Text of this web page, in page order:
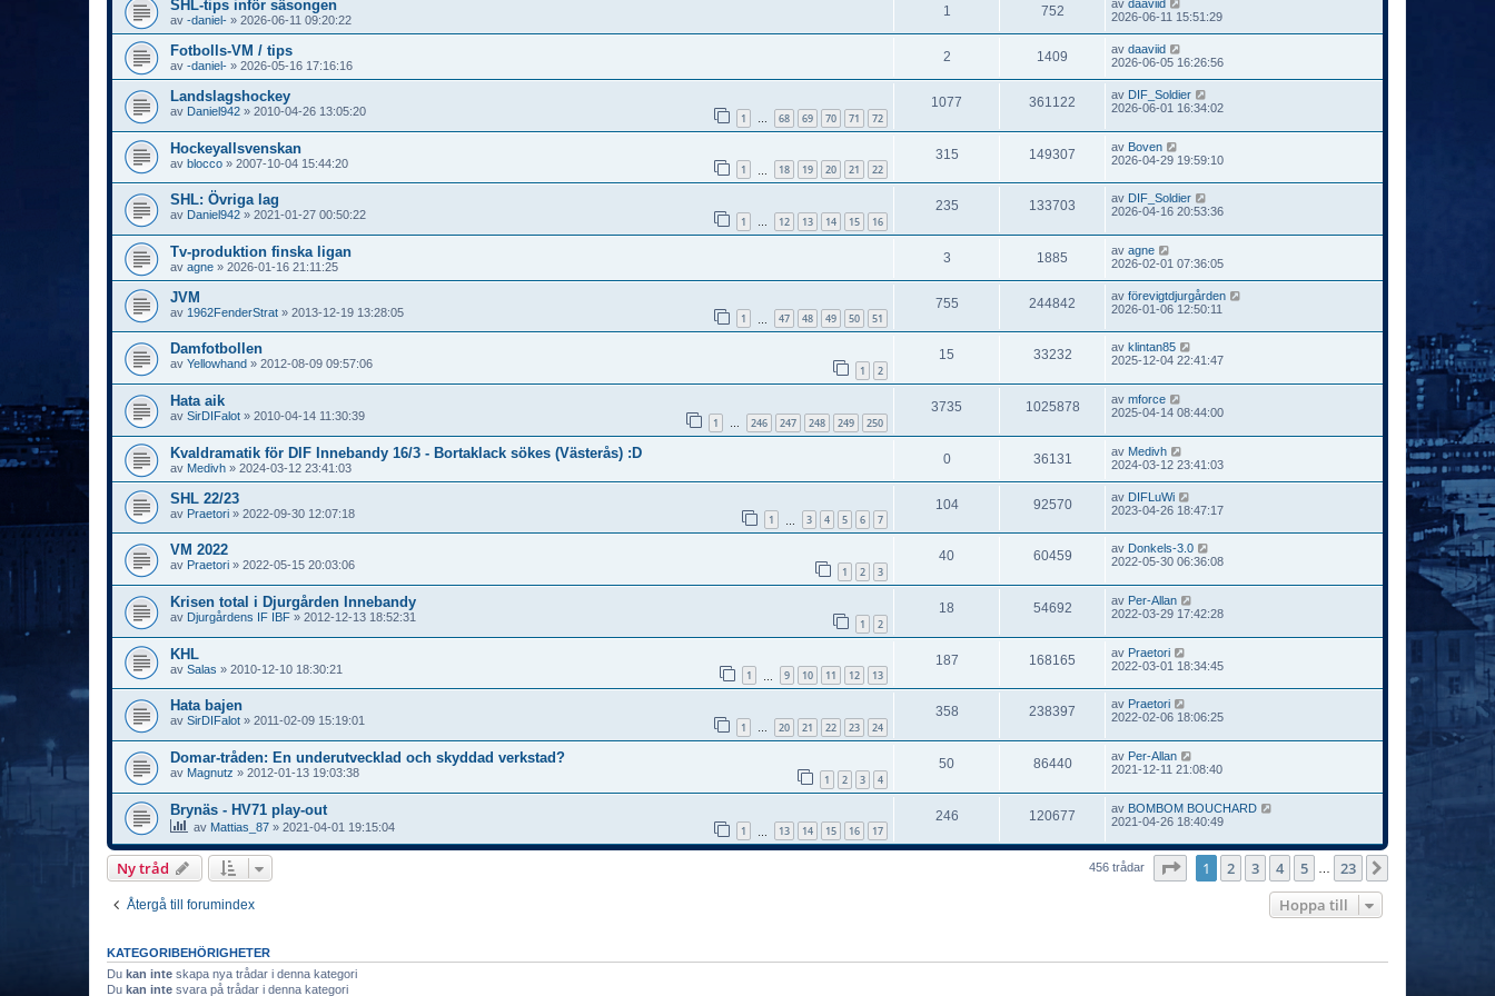
SHL-tips inför säsongen
av -daniel- » 2026-06-11 09:20:22
1 752 av daaviid
2026-06-11 15:51:29
Fotbolls-VM / tips
av -daniel- » 2026-05-16 17:16:16
2 1409 av daaviid
2026-06-05 16:26:56
Landslagshockey
av Daniel942 » 2010-04-26 13:05:20 1 … 68 69 70 71 72
1077 361122 av DIF_Soldier
2026-06-01 16:34:02
Hockeyallsvenskan
av blocco » 2007-10-04 15:44:20 1 18 19 20 21 22
315 149307 av Boven
2026-04-29 19:59:10
SHL: Övriga lag
av Daniel942 » 2021-01-27 00:50:22 1 … 12 13 14 15 16
235 133703 av DIF_Soldier
2026-04-16 20:53:36
Tv-produktion finska ligan
av agne » 2026-01-16 21:11:25
3 1885 av agne
2026-02-01 07:36:05
JVM
av 1962FenderStrat » 2013-12-19 13:28:05 1 47 48 49 50 51
755 244842 av förevigtdjurgården
2026-01-06 12:50:11
Damfotbollen
av Yellowhand » 2012-08-09 09:57:06 1 2
15 33232 av klintan85
2025-12-04 22:41:47
Hata aik
av SirDIFalot » 2010-04-14 11:30:39 1 … 246 247 248 249 250
3735 1025878 av mforce
2025-04-14 08:44:00
Kvaldramatik för DIF Innebandy 16/3 - Bortaklack sökes (Västerås) :D
av Medivh » 2024-03-12 23:41:03
0 36131 av Medivh
2024-03-12 23:41:03
SHL 22/23
av Praetori » 2022-09-30 12:07:18 1 3 4 5 6 7
104 92570 av DIFLuWi
2023-04-26 18:47:17
VM 2022
av Praetori » 2022-05-15 20:03:06 1 2 3
40 60459 av Donkels-3.0
2022-05-30 06:36:08
Krisen total i Djurgården Innebandy
av Djurgårdens IF IBF » 2012-12-13 18:52:31 1 2
18 54692 av Per-Allan
2022-03-29 17:42:28
KHL
av Salas » 2010-12-10 18:30:21 1 9 10 11 12 13
187 168165 av Praetori
2022-03-01 18:34:45
Hata bajen
av SirDIFalot » 2011-02-09 15:19:01 1 … 20 21 22 23 24
358 238397 av Praetori
2022-02-06 18:06:25
Domar-tråden: En underutvecklad och skyddad verkstad?
av Magnutz » 2012-01-13 19:03:38 1 2 3 4
50 86440 av Per-Allan
2021-12-11 21:08:40
Brynäs - HV71 play-out
av Mattias_87 » 2021-04-01 19:15:04 1 13 14 15 16 17
246 120677 av BOMBOM BOUCHARD
2021-04-26 18:40:49
Ny tråd 456 trådar Sida av 23
1 2 3 4 5 23
Återgå till forumindex Hoppa till
KATEGORIBEHÖRIGHETER
Du kan inte skapa nya trådar i denna kategori
Du kan inte svara på trådar i denna kategori